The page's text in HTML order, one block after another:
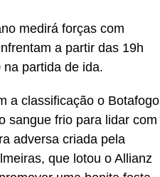
medirá forças com
a partir das 19h
partida de ida.
a classificação o Botafogo
sangue frio para lidar com
adversa criada pela
que lotou o Allianz